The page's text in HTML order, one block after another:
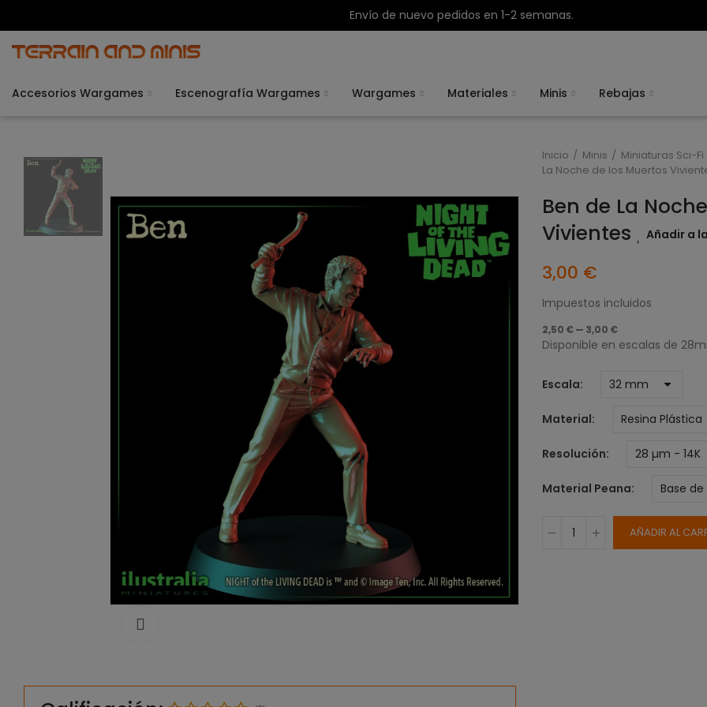
Envío de nuevo pedidos en 1-2 semanas.
Accesorios Wargames Escenografía Wargames Wargames Materiales Minis Rebajas
Inicio Minis
Miniaturas Sci-Fi
La Noche de los Muertos
Ben de La
Vivientes
Añadir a
3,00 €
Impuestos incluidos
2,50 € — 3,00 €
Disponible en escalas de
Escala
Material
Resolución
Material Peana
AÑADIR AL